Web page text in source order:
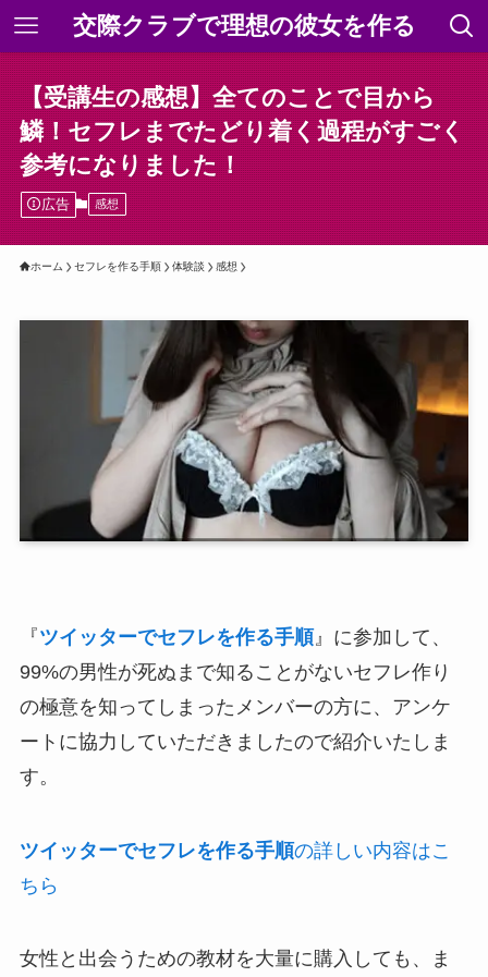
交際クラブで理想の彼女を作る
【受講生の感想】全てのことで目から
鱗！セフレまでたどり着く過程がすごく
参考になりました！
広告 感想
ホーム セフレを作る手順 体験談 感想
『ツイッターでセフレを作る手順』に参加して、
99%の男性が死ぬまで知ることがないセフレ作り
の極意を知ってしまったメンバーの方に、アンケ
ートに協力していただきましたので紹介いたしま
す。
ツイッターでセフレを作る手順の詳しい内容はこ
ちら
女性と出会うための教材を大量に購入しても、ま